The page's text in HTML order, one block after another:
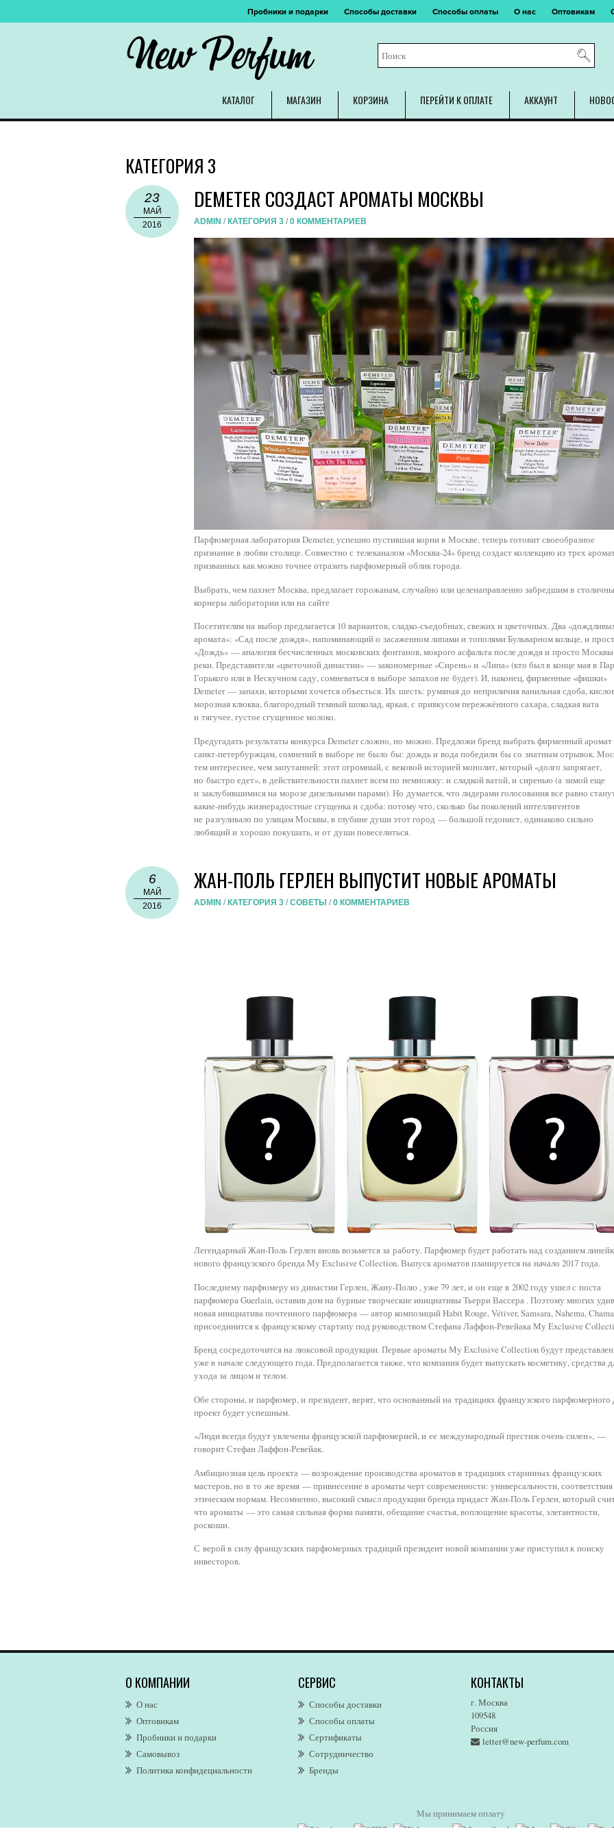
Пробники и подарки Способы доставки Способы оплаты О нас Оптовикам
New Perfum
КАТАЛОГ МАГАЗИН КОРЗИНА ПЕРЕЙТИ К ОПЛАТЕ АККАУНТ
КАТЕГОРИЯ 3
DEMETER СОЗДАСТ АРОМАТЫ МОСКВЫ
23
МАЙ
2016
ADMIN / КАТЕГОРИЯ 3 / 0 КОММЕНТАРИЕВ
Парфюмерная лаборатория Demeter, успешно пустившая корни в Москве, теперь готовит своеобразное
признание в любви столице. Совместно с телеканалом «Москва-24» бренд создаст коллекцию из трех
призванных как можно точнее отразить парфюмерный облик города.
Выбрать, чем пахнет Москва, предлагает горожанам, случайно или целенаправленно забредшим в
корнеры лаборатории или на сайте
Посетителям на выбор предлагается 10 вариантов, сладко-съедобных, свежих и цветочных. Два
аромата»: «Сад после дождя», напоминающий о засаженном липами и тополями Бульварном кольце, и
«Дождь» — аналогия бесчисленных московских фонтанов, мокрого асфальта после дождя и просто
реки. Представители «цветочной династии» — закономерные «Сирень» и «Липа» (кто был в конце мая в
Горького или в Нескучном саду, сомневаться в выборе запахов не будет). И, наконец, фирменные «фишки»
Demeter — запахи, которыми хочется объесться. Их шесть: румяная до неприличия ванильная сдоба,
морозная клюква, благородный темный шоколад, яркая, с привкусом пережжённого сахара, сладкая вата
и тягучее, густое сгущенное молоко.
Предугадать результаты конкурса Demeter сложно, но можно. Предложи бренд выбрать фирменный аромат
санкт-петербуржцам, сомнений в выборе не было бы: дождь и вода победили бы со знатным отрывок.
тем интереснее, чем запутанней: этот огромный, с вековой историей монолит, который «долго запрягает,
но быстро едет», в действительности пахнет всем по немножку: и сладкой ватой, и сиренью (а зимой еще
и заклубившимися на морозе дизельными парами). Но думается, что лидерами голосования все равно
какие-нибудь жизнерадостные сгущенка и сдоба: потому что, сколько бы поколений интеллигентов
не разгуливало по улицам Москвы, в глубине души этот город — большой гедонист, одинаково сильно
любящий и хорошо покушать, и от души повеселиться.
ЖАН-ПОЛЬ ГЕРЛЕН ВЫПУСТИТ НОВЫЕ АРОМАТЫ
6
МАЙ
2016
ADMIN / КАТЕГОРИЯ 3 / СОВЕТЫ / 0 КОММЕНТАРИЕВ
Легендарный Жан-Поль Герлен вновь возьмется за работу. Парфюмер будет работать над созданием
нового французского бренда My Exclusive Collection. Выпуск ароматов планируется на начало 2017 года.
Последнему парфюмеру из династии Герлен, Жану-Полю , уже 79 лет, и он еще в 2002 году ушел с поста
парфюмера Guerlain, оставив дом на бурные творческие инициативы Тьерри Вассера . Поэтому многих
новая инициатива почтенного парфюмера — автор композиций Habit Rouge, Vétiver, Samsara, Nahema,
присоединится к французскому стартапу под руководством Стефана Лаффон-Ревейака My Exclusive
Бренд сосредоточится на люксовой продукции. Первые ароматы My Exclusive Collection будут
уже в начале следующего года. Предполагается также, что компания будет выпускать косметику, средства
ухода за лицом и телом.
Обе стороны, и парфюмер, и президент, верят, что основанный на традициях французского парфюмерного
проект будет успешным.
«Люди всегда будут увлечены французской парфюмерией, и ее международный престиж очень силен», —
говорит Стефан Лаффон-Ревейак.
Амбициозная цель проекта — возрождение производства ароматов в традициях старинных французских
мастеров, но в то же время — привнесение в ароматы черт современности: универсальности, соответствия
этическим нормам. Несомненно, высокий смысл продукции бренда придаст Жан-Поль Герлен, который
что ароматы — это самая сильная форма памяти, обещание счастья, воплощение красоты, элегантности,
роскоши.
С верой в силу французских парфюмерных традиций президент новой компании уже приступил к поиску
инвесторов.
О КОМПАНИИ
О нас
Оптовикам
Пробники и подарки
Самовывоз
Политика конфидециальности
СЕРВИС
Способы доставки
Способы оплаты
Сертификаты
Сотрудничество
Бренды
КОНТАКТЫ
г. Москва
109548
Россия
letter@new-perfum.com
Мы принимаем оплату